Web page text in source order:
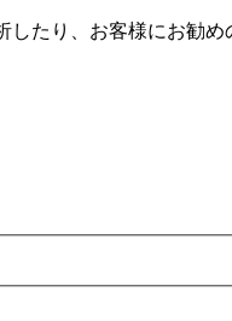
たり、お客様にお勧